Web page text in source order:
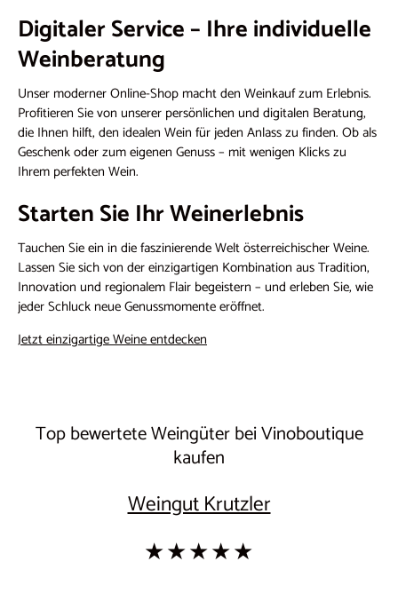
Digitaler Service – Ihre individuelle
Weinberatung
Unser moderner Online-Shop macht den Weinkauf zum Erlebnis.
Profitieren Sie von unserer persönlichen und digitalen Beratung,
die Ihnen hilft, den idealen Wein für jeden Anlass zu finden. Ob als
Geschenk oder zum eigenen Genuss – mit wenigen Klicks zu
Ihrem perfekten Wein.
Starten Sie Ihr Weinerlebnis
Tauchen Sie ein in die faszinierende Welt österreichischer Weine.
Lassen Sie sich von der einzigartigen Kombination aus Tradition,
Innovation und regionalem Flair begeistern – und erleben Sie, wie
jeder Schluck neue Genussmomente eröffnet.
Jetzt einzigartige Weine entdecken
Top bewertete Weingüter bei Vinoboutique
kaufen
Weingut Krutzler
★★★★★